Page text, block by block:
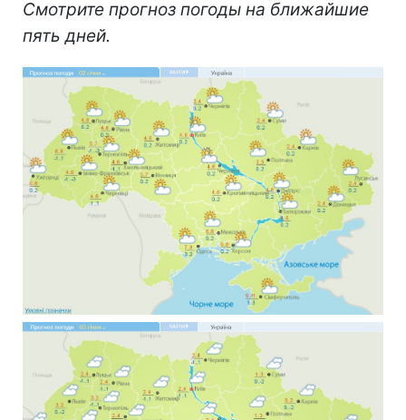
Смотрите прогноз погоды на ближайшие
пять дней.